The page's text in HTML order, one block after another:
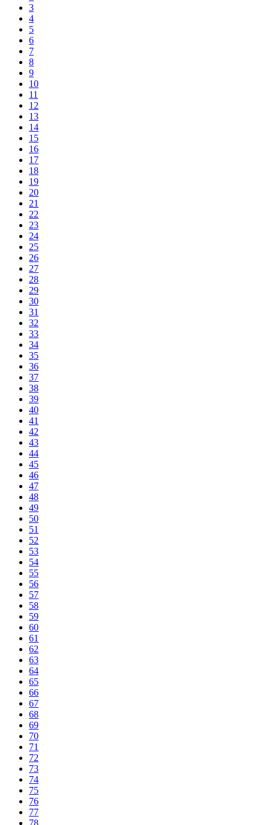
3
4
5
6
7
8
9
10
11
12
13
14
15
16
17
18
19
20
21
22
23
24
25
26
27
28
29
30
31
32
33
34
35
36
37
38
39
40
41
42
43
44
45
46
47
48
49
50
51
52
53
54
55
56
57
58
59
60
61
62
63
64
65
66
67
68
69
70
71
72
73
74
75
76
77